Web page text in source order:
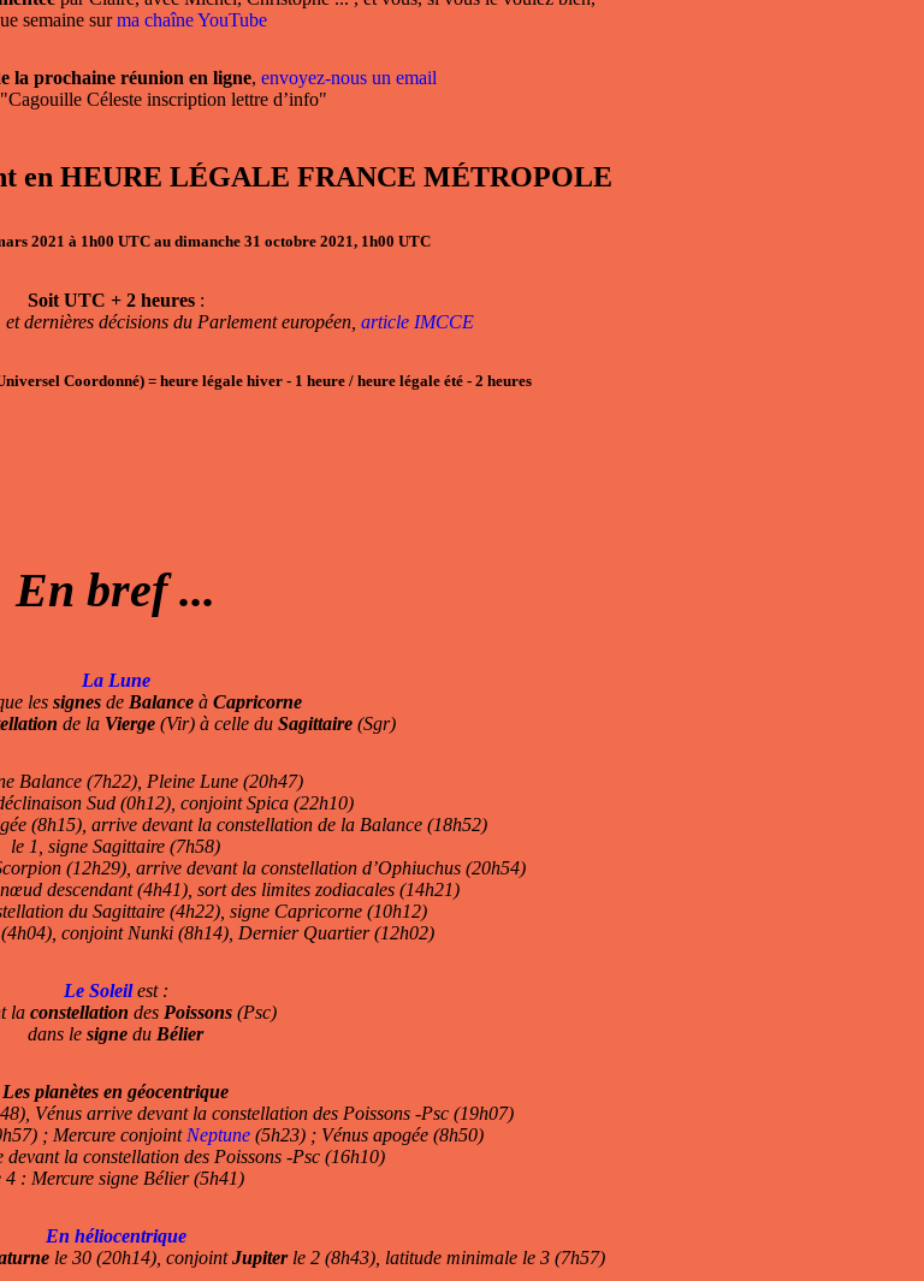
semaine surma chaîne YouTube
la prochaine réunion en ligne, envoyez-nous un email
Céleste inscription lettre d’info"
en HEURE LÉGALE FRANCE MÉTROPOLE
2021 à 1h00 UTC au dimanche 31 octobre 2021, 1h00 UTC
Soit UTC + 2 heures:
et dernières décisions du Parlement européen, article IMCCE
Coordonné) = heure légale hiver - 1 heure / heure légale été - 2 heures
En bref ...
La Lune
les signesde Balanceà Capricorne
de la Vierge (Vir) à celle du Sagittaire (Sgr)
Balance (7h22), Pleine Lune (20h47)
Sud (0h12), conjoint Spica (22h10)
(8h15), arrive devant la constellation de la Balance (18h52)
le 1, signe Sagittaire (7h58)
(12h29), arrive devant la constellation d’Ophiuchus (20h54)
descendant (4h41), sort des limites zodiacales (14h21)
du Sagittaire (4h22), signe Capricorne (10h12)
conjoint Nunki (8h14), Dernier Quartier (12h02)
Le Soleilest :
la constellation des Poissons(Psc)
dans le signe du Bélier
Les planètes en géocentrique
Vénus arrive devant la constellation des Poissons -Psc (19h07)
; Mercure conjoint Neptune(5h23) ; Vénus apogée (8h50)
la constellation des Poissons -Psc (16h10)
4 : Mercure signe Bélier (5h41)
En héliocentrique
le 30 (20h14), conjointJupiterle 2 (8h43), latitude minimale le 3 (7h57)